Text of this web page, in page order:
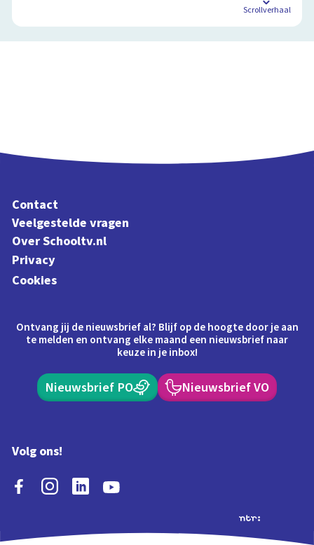
Scrollverhaal
Contact
Veelgestelde vragen
Over Schooltv.nl
Privacy
Cookies
Ontvang jij de nieuwsbrief al? Blijf op de hoogte door je aan
te melden en ontvang elke maand een nieuwsbrief naar
keuze in je inbox!
Nieuwsbrief PO Nieuwsbrief VO
Volg ons!